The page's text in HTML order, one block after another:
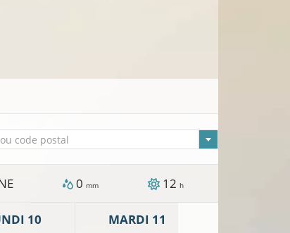
code postal
0 mm 12 h
10 MARDI 11